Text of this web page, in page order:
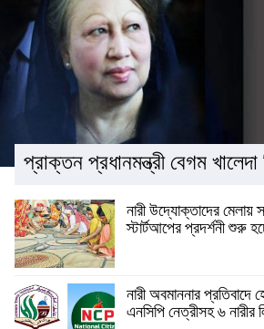
প্রাক্তন প্রধানমন্ত্রী বেগম
নারী উদ্যোক্তাদের
স্টার্টআপের প্রদর্শনী শুরু
নারী অবমাননার
এনসিপি নেত্রীসহ ৬ নারীর